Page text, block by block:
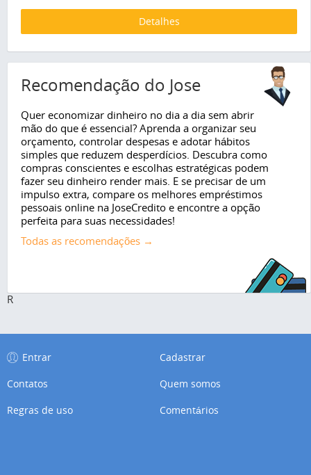
Detalhes
Recomendação do Jose
Quer economizar dinheiro no dia a dia sem abrir
mão do que é essencial? Aprenda a organizar seu
orçamento, controlar despesas e adotar hábitos
simples que reduzem desperdícios. Descubra como
compras conscientes e escolhas estratégicas podem
fazer seu dinheiro render mais. E se precisar de um
impulso extra, compare os melhores empréstimos
pessoais online na JoseCredito e encontre a opção
perfeita para suas necessidades!
Todas as recomendações →
R
Entrar
Cadastrar
Contatos
Quem somos
Regras de uso
Comentários